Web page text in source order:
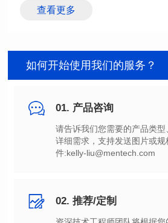
查看更多
如何开始使用我们的服务？
01. 产品咨询
件:kelly-liu@mentech.com
02. 推荐/定制